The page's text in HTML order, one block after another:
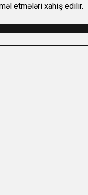
etmələri xahiş edilir.